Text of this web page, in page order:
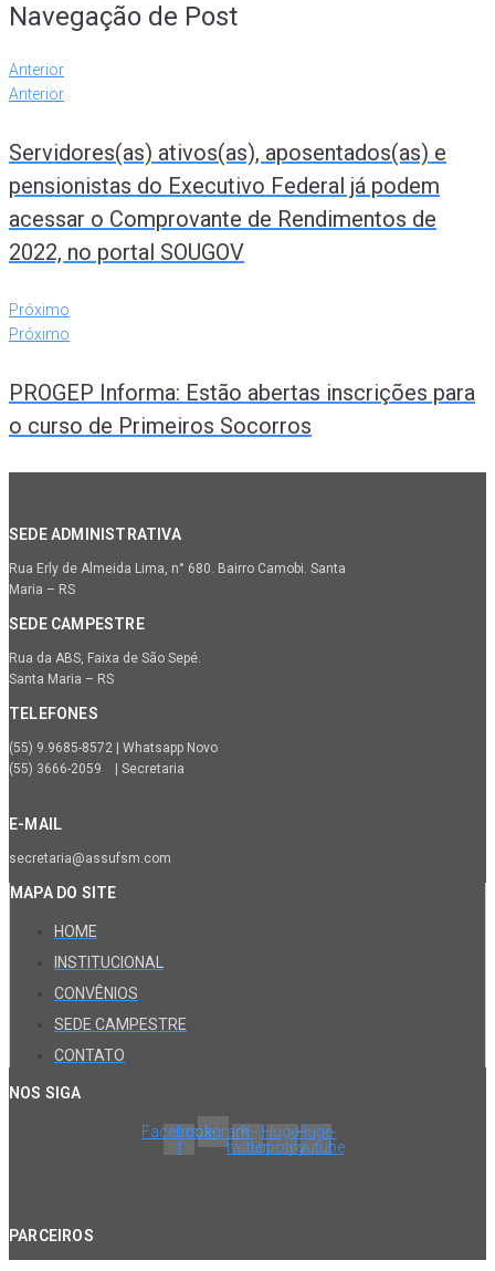
Navegação de Post
Anterior
Anterior
Servidores(as) ativos(as), aposentados(as) e
pensionistas do Executivo Federal já podem
acessar o Comprovante de Rendimentos de
2022, no portal SOUGOV
Próximo
Próximo
PROGEP Informa: Estão abertas inscrições para
o curso de Primeiros Socorros
SEDE ADMINISTRATIVA
Rua Erly de Almeida Lima, n° 680. Bairro Camobi. Santa
Maria – RS
SEDE CAMPESTRE
Rua da ABS, Faixa de São Sepé.
Santa Maria – RS
TELEFONES
(55) 9.9685-8572 | Whatsapp Novo
(55) 3666-2059 | Secretaria
E-MAIL
secretaria@assufsm.com
MAPA DO SITE
HOME
INSTITUCIONAL
CONVÊNIOS
SEDE CAMPESTRE
CONTATO
NOS SIGA
Facebook-
f
InstagramX-
twitter
Huge-
spotify
Huge-
youtube
PARCEIROS